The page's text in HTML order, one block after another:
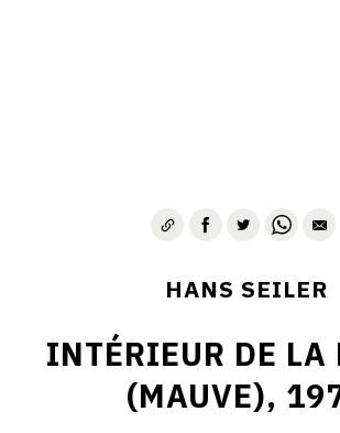
HANS SEILER
INTÉRIEUR DE LA
(MAUVE),